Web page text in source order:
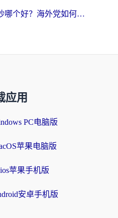
雷神手游和六毫秒哪个好？海外党如何真正解锁国内资源
应用
PC电脑版
苹果电脑版
苹果手机版
安卓手机版